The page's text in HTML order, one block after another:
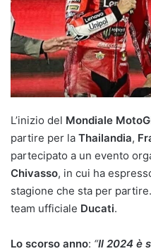
L’inizio del Mondiale
partire per la Thailandia,
partecipato a un evento
Chivasso, in cui ha
stagione che sta per
team ufficiale Ducati.
Lo scorso anno: “Il 2024 è